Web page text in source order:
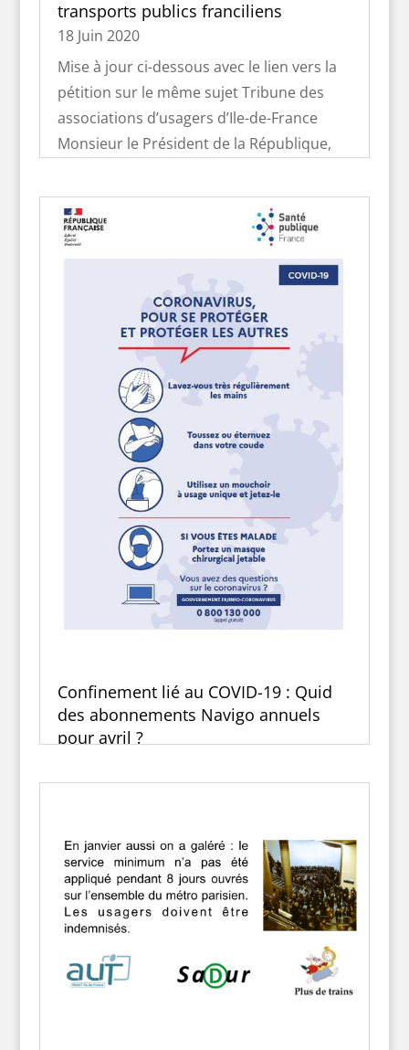
transports publics franciliens
18 Juin 2020
Mise à jour ci-dessous avec le lien vers la
pétition sur le même sujet Tribune des
associations d’usagers d’Ile-de-France
Monsieur le Président de la République,
collectifs représentant les usagers des
transports...
Confinement lié au COVID-19 : Quid
des abonnements Navigo annuels
pour avril ?
confinement qui va probablement être
maintenue pour tout le mois d'avril. Dans
ce contexte, une grande partie des 2
millions d'abonnés Navigo annuel ou